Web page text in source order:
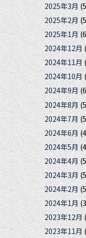
2025年3月
2025年2月
2025年1月
2024年12月
2024年11月
2024年10月
2024年9月
2024年8月
2024年7月
2024年6月
2024年5月
2024年4月
2024年3月
2024年2月
2024年1月
2023年12月
2023年11月